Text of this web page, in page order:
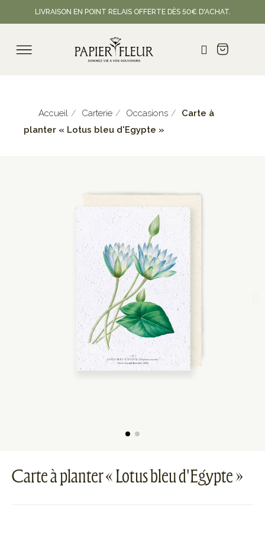
LIVRAISON EN POINT RELAIS OFFERTE DÈS 50€ D'ACHAT.
Accueil Carterie Occasions
Carte à
planter « Lotus bleu d'Egypte »
Carte à planter « Lotus bleu d'Egypte »